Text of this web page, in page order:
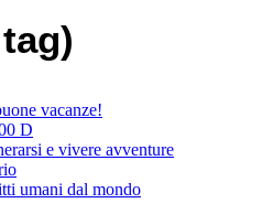
vacanze!
D
e vivere avventure
umani dal mondo